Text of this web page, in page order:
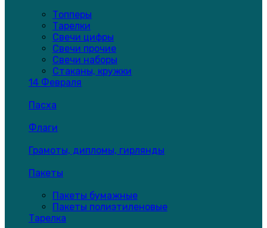
Топперы
Тарелки
Свечи цифры
Свечи прочие
Свечи наборы
Стаканы, кружки
14 Февраля
Пасха
Флаги
Грамоты, дипломы, гирлянды
Пакеты
Пакеты бумажные
Пакеты полиэтиленовые
Тарелка